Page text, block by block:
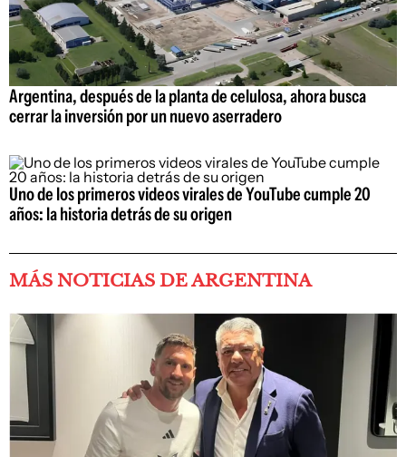
Argentina, después de la planta de celulosa, ahora busca
cerrar la inversión por un nuevo aserradero
Uno de los primeros videos virales de YouTube cumple 20
años: la historia detrás de su origen
MÁS NOTICIAS DE ARGENTINA